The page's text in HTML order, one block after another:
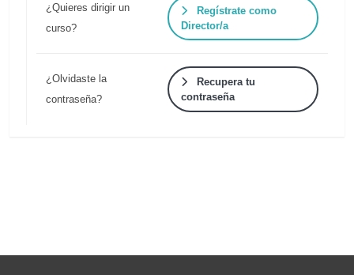
¿Quieres dirigir un
curso?
Regístrate como
Director/a
¿Olvidaste la
contraseña?
Recupera tu
contraseña